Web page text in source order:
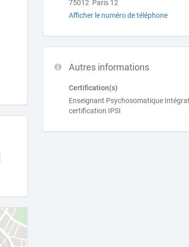
75012 Paris 12
Afficher le numéro de téléphone
Autres informations
Certification(s)
Enseignant Psychosomatique
certification IPSI